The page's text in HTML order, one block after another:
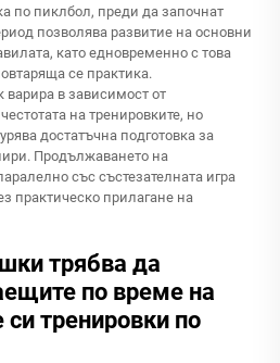
по пиклбол, преди да започнат
позволява развитие на основни
като едновременно с това
се практика.
в зависимост от
на тренировките, но
достатъчна подготовка за
Продължаването на
със състезателната игра
практическо прилагане на
трябва да
по време на
тренировки по